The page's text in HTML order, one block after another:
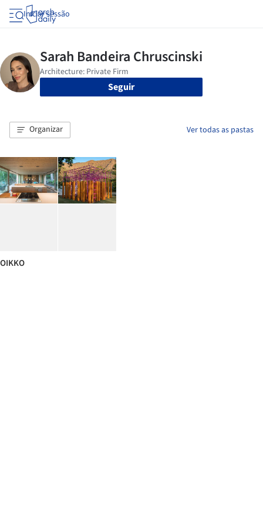
Iniciar sessão
Seguir
Organizar Ver todas as pastas
OIKKO